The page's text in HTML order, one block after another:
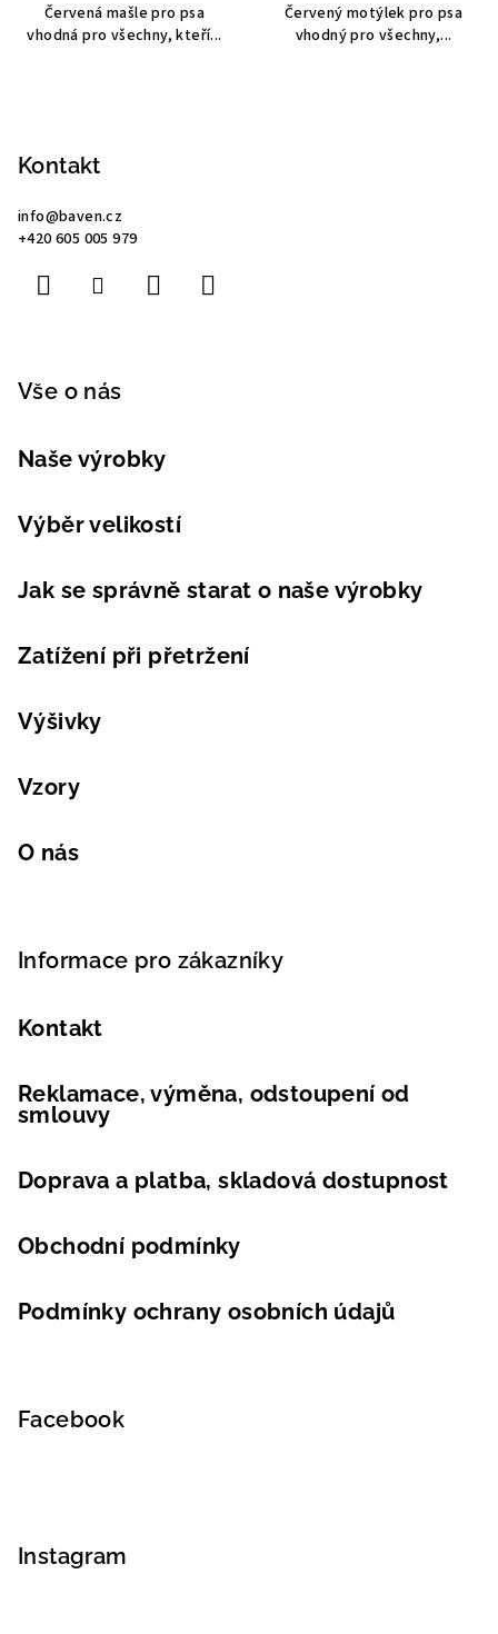
Červená mašle pro psa
vhodná pro všechny, kteří...
Červený motýlek pro psa
vhodný pro všechny,...
Kontakt
info@baven.cz
+420 605 005 979
Vše o nás
Naše výrobky
Výběr velikostí
Jak se správně starat o naše výrobky
Zatížení při přetržení
Výšivky
Vzory
O nás
Informace pro zákazníky
Kontakt
Reklamace, výměna, odstoupení od
smlouvy
Doprava a platba, skladová dostupnost
Obchodní podmínky
Podmínky ochrany osobních údajů
Facebook
Instagram